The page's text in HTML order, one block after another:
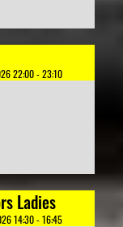
22:00 - 23:10
Ladies
14:30 - 16:45